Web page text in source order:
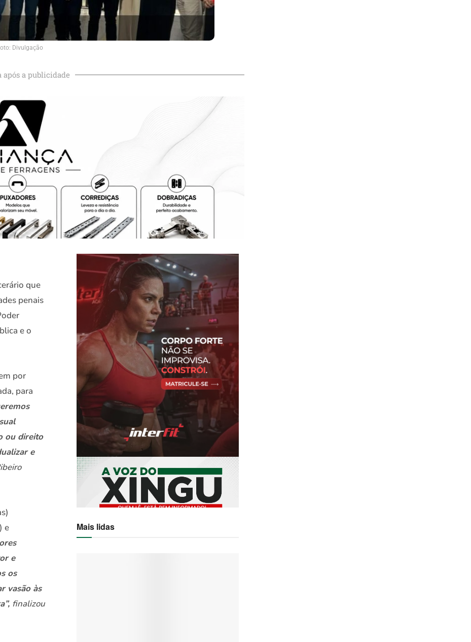
Divulgação
após a publicidade
que
penais
e o
por
para
ou direito
e
e
e
os
vasão às
finalizou
Mais lidas